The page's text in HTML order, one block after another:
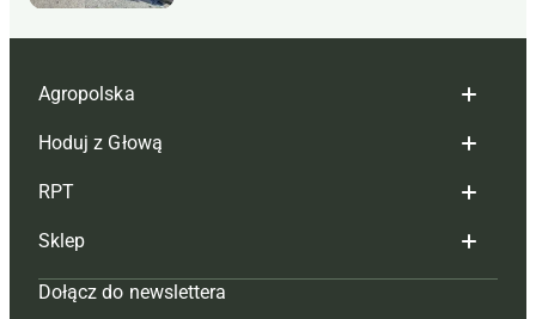
Agropolska
Redakcja
Reklama
Tagi
Mapa serwisu
Hoduj z Głową
Hoduj z głową bydło
Hoduj z głową świnie
Prenumerata
RPT
Redakcja
Prenumerata
Sklep
Czasopisma i prenumerata
Dołącz do newslettera